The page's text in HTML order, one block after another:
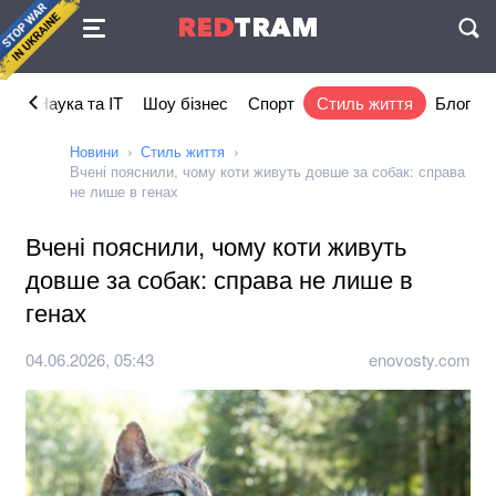
REDTRAM
Угода
Наука та IT Шоу бізнес Спорт Стиль життя Блог
Новини
Стиль життя
Вчені пояснили, чому коти живуть довше за собак: справа
не лише в генах
Вчені пояснили, чому коти живуть
довше за собак: справа не лише в
генах
04.06.2026, 05:43 enovosty.com